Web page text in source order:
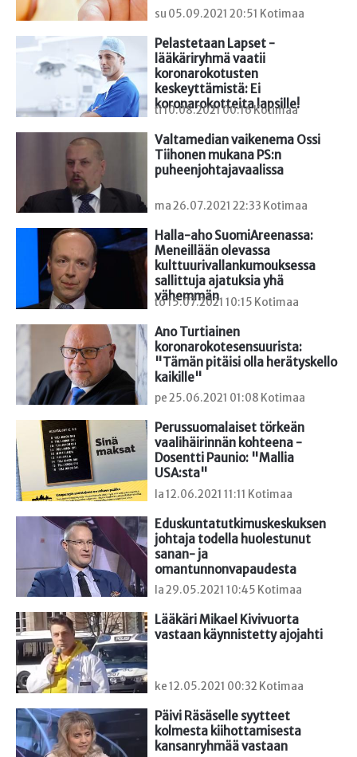
su 05.09.2021 20:51 Kotimaa
Pelastetaan Lapset -
lääkäriryhmä vaatii
koronarokotusten
keskeyttämistä: Ei
koronarokotteita lapsille!
ti 10.08.2021 00:16 Kotimaa
Valtamedian vaikenema Ossi
Tiihonen mukana PS:n
puheenjohtajavaalissa
ma 26.07.2021 22:33 Kotimaa
Halla-aho SuomiAreenassa:
Meneillään olevassa
kulttuurivallankumouksessa
sallittuja ajatuksia yhä
vähemmän
to 15.07.2021 10:15 Kotimaa
Ano Turtiainen
koronarokotesensuurista:
"Tämän pitäisi olla herätyskello
kaikille"
pe 25.06.2021 01:08 Kotimaa
Perussuomalaiset törkeän
vaalihäirinnän kohteena -
Dosentti Paunio: "Mallia
USA:sta"
la 12.06.2021 11:11 Kotimaa
Eduskuntatutkimuskeskuksen
johtaja todella huolestunut
sanan- ja
omantunnonvapaudesta
la 29.05.2021 10:45 Kotimaa
Lääkäri Mikael Kivivuorta
vastaan käynnistetty ajojahti
ke 12.05.2021 00:32 Kotimaa
Päivi Räsäselle syytteet
kolmesta kiihottamisesta
kansanryhmää vastaan